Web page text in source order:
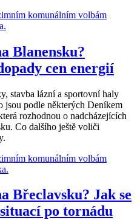
Blanensku?
cen energií
stavba lázní a sportovní haly
jsou podle některých Deníkem
rozhodnou o nadcházejících
Co dalšího ještě voliči
Břeclavsku? Jak se
po tornádu